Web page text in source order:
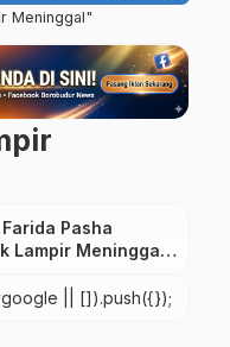
Meninggal"
Pasha
Lampir Meningga
|| []).push({});